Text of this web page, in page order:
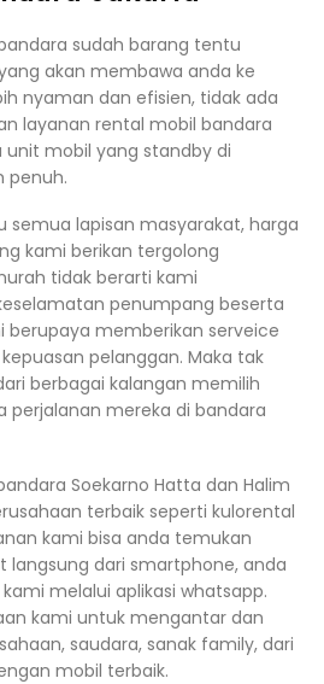
sudah barang tentu
akan membawa anda ke
nyaman dan efisien, tidak ada
layanan rental mobil bandara
unit mobil yang standby di
penuh.
semua lapisan masyarakat, harga
kami berikan tergolong
tidak berarti kami
penumpang beserta
berupaya memberikan serveice
pelanggan. Maka tak
berbagai kalangan memilih
perjalanan mereka di bandara
Soekarno Hatta dan Halim
terbaik seperti kulorental
kami bisa anda temukan
langsung dari smartphone, anda
melalui aplikasi whatsapp.
kami untuk mengantar dan
saudara, sanak family, dari
mobil terbaik.